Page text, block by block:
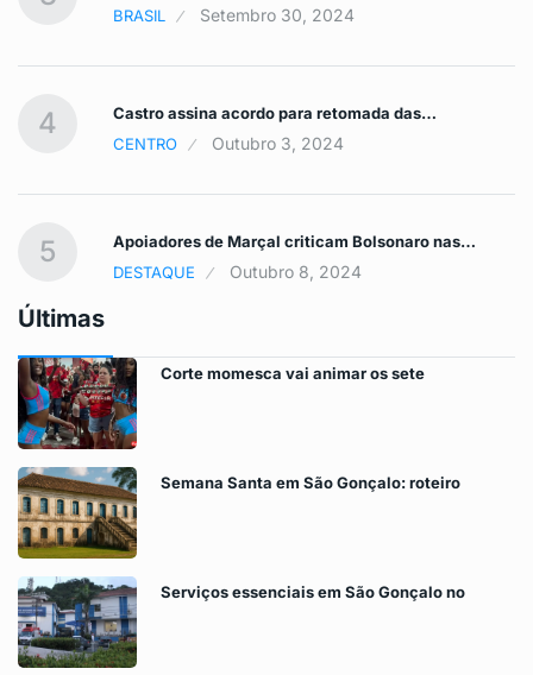
BRASIL
Setembro 30, 2024
4
Castro assina acordo para retomada das…
CENTRO
Outubro 3, 2024
5
Apoiadores de Marçal criticam Bolsonaro nas…
DESTAQUE
Outubro 8, 2024
Últimas
Corte momesca vai animar os sete
Semana Santa em São Gonçalo: roteiro
Serviços essenciais em São Gonçalo no